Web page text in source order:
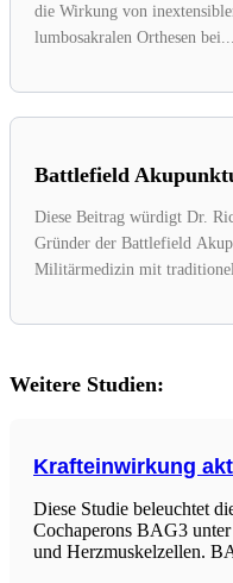
die Wirkung von
lumbosakralen Orthesen bei...
Battlefield
Diese Beitrag würdigt Dr.
Gründer der Battlefield
Militärmedizin mit
Weitere Studien:
Krafteinwirkung
Diese Studie beleuchtet
Cochaperons BAG3
und Herzmuskelzellen.